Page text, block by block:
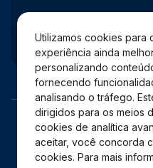
Utilizamos cookies para
experiência ainda
personalizando
fornecendo
analisando o tráfego.
dirigidos para os meios
cookies de analítica
aceitar, você concorda
cookies. Para mais
Administração